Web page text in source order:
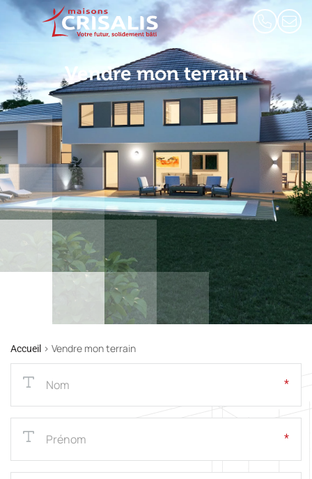
Vendre mon terrain
Accueil > Vendre mon terrain